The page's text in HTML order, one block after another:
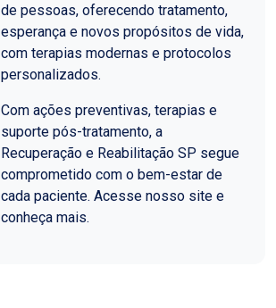
de pessoas, oferecendo tratamento,
esperança e novos propósitos de vida,
com terapias modernas e protocolos
personalizados.
Com ações preventivas, terapias e
suporte pós-tratamento, a
Recuperação e Reabilitação SP segue
comprometido com o bem-estar de
cada paciente. Acesse nosso site e
conheça mais.